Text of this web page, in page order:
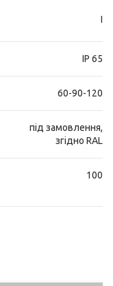
I
IP 65
60-90-120
під замовлення,
згідно RAL
100